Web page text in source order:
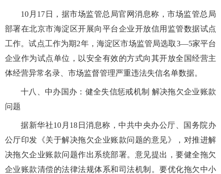
10月17日，据市场监管总局官网消息称，市场监管总局
部署在北京市海淀区开展向平台企业开放信用监管数据试点
工作。试点工作为期2年，海淀区市场监管局选取3—5家平台
企业作为试点单位，以安全有效的方式向其开放全国经营主
体经营异常名录、市场监督管理严重违法失信名单数据。
十八、中办国办：健全失信惩戒机制 解决拖欠企业账款
问题
据新华社10月18日消息称，中共中央办公厅、国务院办
公厅印发《关于解决拖欠企业账款问题的意见》，对推进解
决拖欠企业账款问题作出系统部署。意见提出，要健全拖欠
企业账款清偿的法律法规体系和司法机制。要优化拖欠中小